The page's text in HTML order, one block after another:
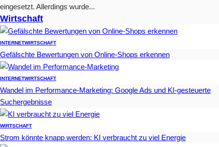
eingesetzt. Allerdings wurde...
Wirtschaft
INTERNETWIRTSCHAFT
Gefälschte Bewertungen von Online-Shops erkennen
INTERNETWIRTSCHAFT
Wandel im Performance-Marketing: Google Ads und KI-gesteuerte
Suchergebnisse
WIRTSCHAFT
Strom könnte knapp werden: KI verbraucht zu viel Energie